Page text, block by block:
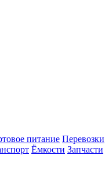
питание Перевозки
Ёмкости Запчасти